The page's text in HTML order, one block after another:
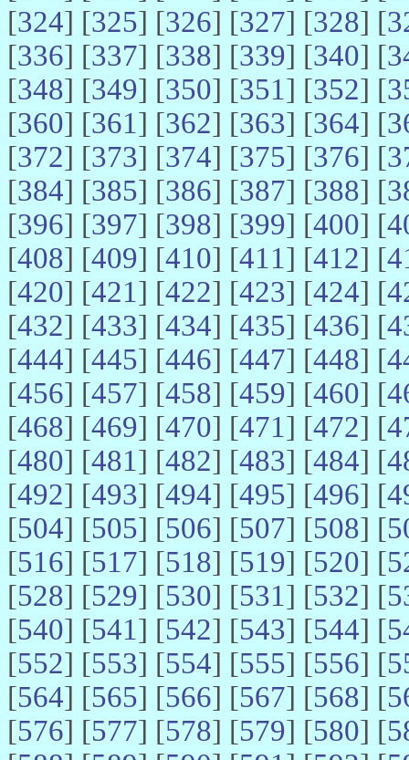
[324] [325] [326] [327] [328] [
[336] [337] [338] [339] [340] [
[348] [349] [350] [351] [352] [
[360] [361] [362] [363] [364] [
[372] [373] [374] [375] [376] [
[384] [385] [386] [387] [388] [
[396] [397] [398] [399] [400] [
[408] [409] [410] [411] [412] [
[420] [421] [422] [423] [424] [
[432] [433] [434] [435] [436] [
[444] [445] [446] [447] [448] [
[456] [457] [458] [459] [460] [
[468] [469] [470] [471] [472] [
[480] [481] [482] [483] [484] [
[492] [493] [494] [495] [496] [
[504] [505] [506] [507] [508] [
[516] [517] [518] [519] [520] [
[528] [529] [530] [531] [532] [
[540] [541] [542] [543] [544] [
[552] [553] [554] [555] [556] [
[564] [565] [566] [567] [568] [
[576] [577] [578] [579] [580] [